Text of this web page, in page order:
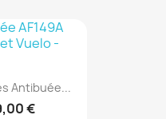
Antibuée...
€